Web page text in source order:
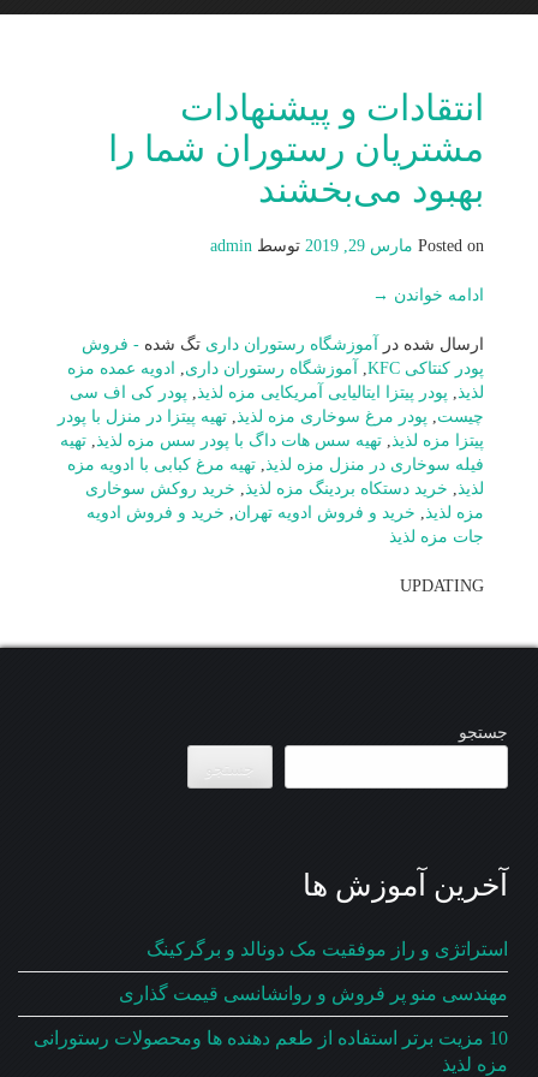
انتقادات و پیشنهادات
مشتریان رستوران شما را
بهبود می‌بخشند
Posted on مارس 29, 2019 توسط admin
ادامه خواندن →
ارسال شده در آموزشگاه رستوران داری تگ شده - فروش
پودر کنتاکی KFC
, آموزشگاه رستوران داری, ادویه عمده مزه
لذیذ, پودر پیتزا ایتالیایی آمریکایی مزه لذیذ, پودر کی اف سی
چیست, پودر مرغ سوخاری مزه لذیذ, تهیه پیتزا در منزل با پودر
پیتزا مزه لذیذ, تهیه سس هات داگ با پودر سس مزه لذیذ, تهیه
فیله سوخاری در منزل مزه لذیذ, تهیه مرغ کبابی با ادویه مزه
لذیذ, خرید دستکاه بردینگ مزه لذیذ, خرید روکش سوخاری
مزه لذیذ, خرید و فروش ادویه تهران, خرید و فروش ادویه
جات مزه لذیذ
UPDATING
جستجو
جستجو
آخرین آموزش ها
استراتژی و راز موفقیت مک دونالد و برگرکینگ
مهندسی منو پر فروش و روانشانسی قیمت گذاری
10 مزیت برتر استفاده از طعم دهنده ها ومحصولات رستورانی
مزه لذیذ